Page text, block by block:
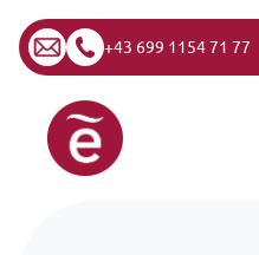
+43 699 1154 71 77
Zum Inhalt springen
Hauptnavigation